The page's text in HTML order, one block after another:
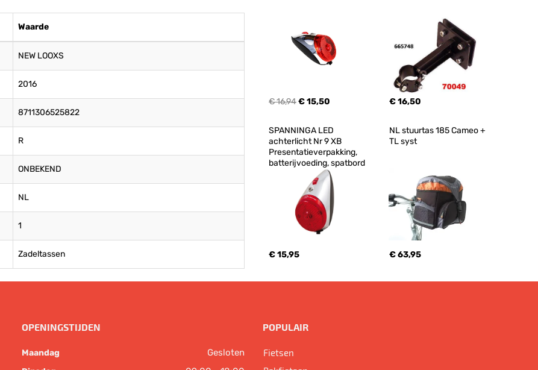
Waarde
NEW LOOXS
2016
8711306525822
R
ONBEKEND
NL
1
Zadeltassen
€ 16,94€ 15,50 € 16,50
SPANNINGA LED
achterlicht Nr 9 XB
Presentatieverpakking,
batterijvoeding, spatbord
€ 15,95
NL stuurtas 185 Cameo +
TL syst
€ 63,95
OPENINGSTIJDEN
Maandag Gesloten
POPULAIR
Fietsen